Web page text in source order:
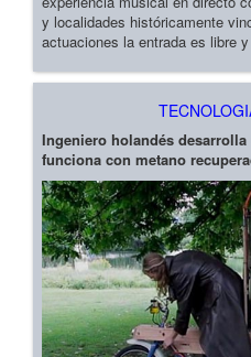
y localidades históricamente
actuaciones la entrada es libre
Ingeniero holandés
funciona con metano